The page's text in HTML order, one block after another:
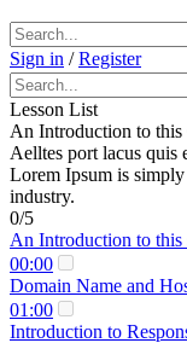
Sign in / Register
Lesson List
An Introduction to this
Aelltes port lacus quis
Lorem Ipsum is
industry.
0/5
An Introduction to this
00:00
Domain Name and
01:00
Introduction to